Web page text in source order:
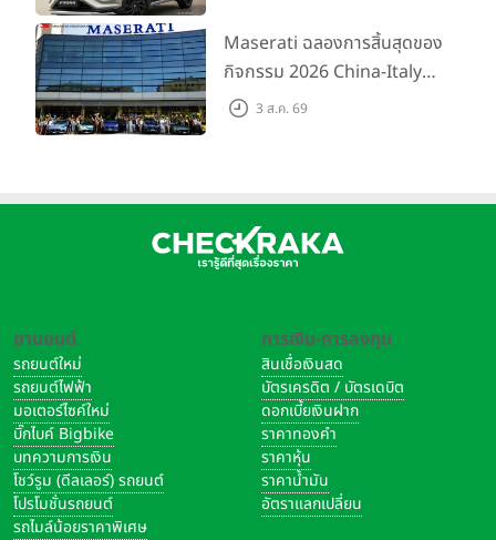
200 คัน พร้อมข้อเสนอสุดคุ้ม
Maserati ฉลองการสิ้นสุดของ
กิจกรรม 2026 China-Italy
Grand Tour ณ สำนักงาน
3 ส.ค. 69
ยานยนต์
รถยนต์ใหม่
รถยนต์ไฟฟ้า
มอเตอร์ไซค์ใหม่
บิ๊กไบค์ Bigbike
บทความการเงิน
โชว์รูม (ดีลเลอร์) รถยนต์
โปรโมชั่นรถยนต์
รถไมล์น้อยราคาพิเศษ
การเงิน-การลงทุน
สินเชื่อเงินสด
บัตรเครดิต / บัตรเดบิต
ดอกเบี้ยเงินฝาก
ราคาทองคำ
ราคาหุ้น
ราคาน้ำมัน
อัตราแลกเปลี่ยน